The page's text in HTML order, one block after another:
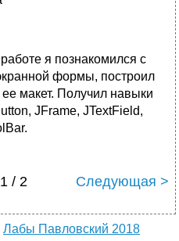
я познакомился с
формы, построил
макет. Получил навыки
JFrame, JTextField,
1 / 2 Следующая >
Лабы Павловский 2018